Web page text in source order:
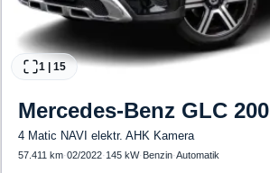
1 | 15
Mercedes-Benz GLC 200
4 Matic NAVI elektr. AHK Kamera
57.411 km·02/2022· 145 kW· Benzin·Automatik